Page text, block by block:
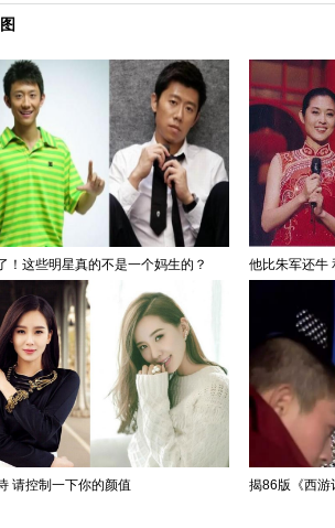
！这些明星真的不是一个妈生的？ 他比朱军还牛
请控制一下你的颜值 揭86版《西游